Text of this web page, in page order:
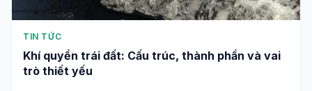
TIN TỨC
Khí quyển trái đất: Cấu trúc, thành phần và vai
trò thiết yếu